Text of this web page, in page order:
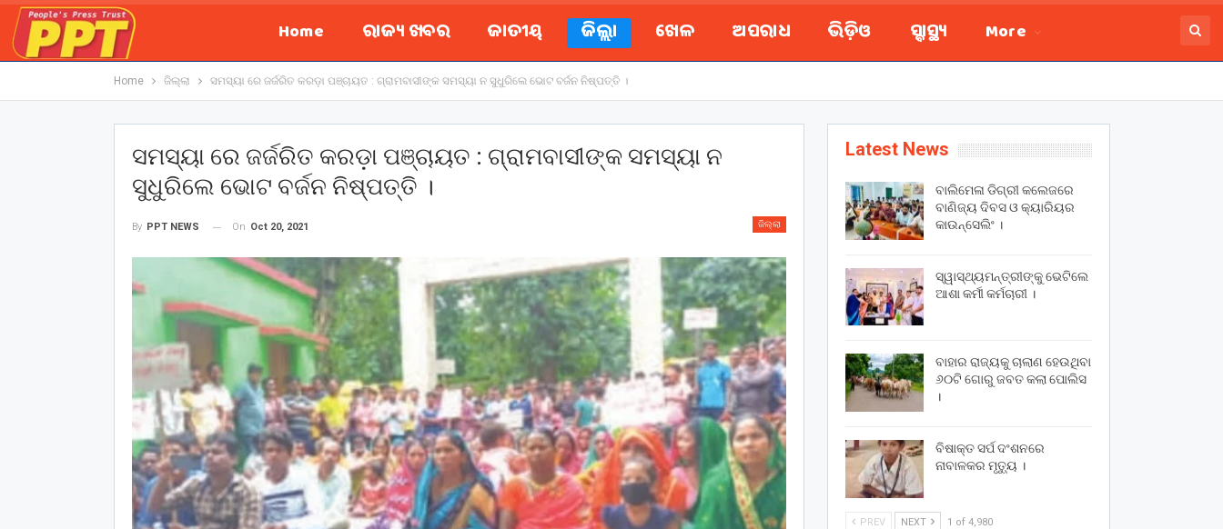
Home ରାଜ୍ୟ ଖବର ଜାତୀୟ ଜିଲ୍ଲା ଖେଳ ଅପରାଧ ଭିଡ଼ିଓ ସ୍ବାସ୍ଥ୍ୟ More
Home ଜିଲ୍ଲା ସମସ୍ୟା ରେ ଜର୍ଜରିତ କରଡ଼ା ପଞ୍ଚାୟତ : ଗ୍ରାମବାସୀଙ୍କ ସମସ୍ୟା ନ ସୁଧୁରିଲେ ଭୋଟ ବର୍ଜନ ନିଷ୍ପତ୍ତି ।
ସମସ୍ୟା ରେ ଜର୍ଜରିତ କରଡ଼ା ପଞ୍ଚାୟତ : ଗ୍ରାମବାସୀଙ୍କ ସମସ୍ୟା ନ
ସୁଧୁରିଲେ ଭୋଟ ବର୍ଜନ ନିଷ୍ପତ୍ତି ।
ଜିଲ୍ଲା
By PPT NEWS On Oct 20, 2021
Latest News
ବାଲିମେଳା ଡିଗ୍ରୀ କଲେଜରେ
ବାଣିଜ୍ୟ ଦିବସ ଓ କ୍ୟାରିୟର
କାଉନ୍ସେଲିଂ ।
ସ୍ୱାସ୍ଥ୍ୟମନ୍ତ୍ରୀଙ୍କୁ ଭେଟିଲେ
ଆଶା କର୍ମୀ କର୍ମଚାରୀ ।
ବାହାର ରାଜ୍ୟକୁ ଚାଲାଣ ହେଉଥିବା
୬୦ଟି ଗୋରୁ ଜବତ କଲା ପୋଲିସ
।
ବିଷାକ୍ତ ସର୍ପ ଦଂଶନରେ
ନାବାଳକର ମୃତ୍ୟୁ ।
PREV NEXT 1 of 4,980